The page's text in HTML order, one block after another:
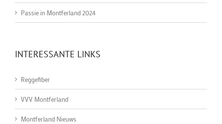
Passie in Montferland 2024
INTERESSANTE LINKS
Reggefiber
VVV Montferland
Montferland Nieuws